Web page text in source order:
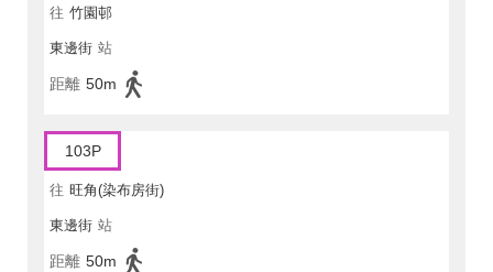
往 竹園邨
東邊街 站
距離 50m
103P
往 旺角(染布房街)
東邊街 站
距離 50m